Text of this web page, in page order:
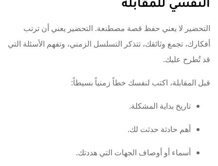
التحضير لا يعني حفظ قصة مصطنعة. التحضير يعني أن ترتب
أفكارك، تجمع وثائقك، تتذكر التسلسل الزمني، وتفهم الأسئلة التي
قد تُطرح عليك.
قبل المقابلة، اكتب لنفسك خطاً زمنياً بسيطاً:
تاريخ بداية المشكلة.
أهم حادثة حدثت لك.
أسماء أو أوصاف الجهات التي هددتك.